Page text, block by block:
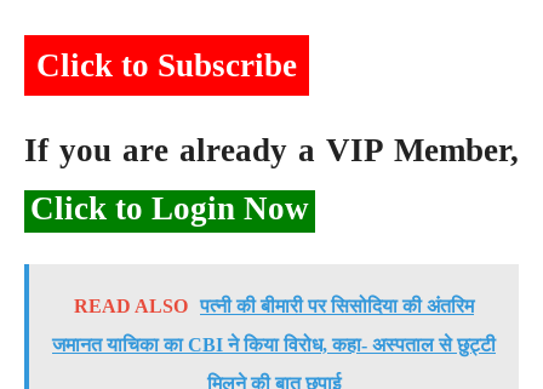
Click to Subscribe
If you are already a VIP Member,
Click to Login Now
READ ALSO पत्नी की बीमारी पर सिसोदिया की अंतरिम
जमानत याचिका का CBI ने किया विरोध, कहा- अस्पताल से छुट्टी
मिलने की बात छुपाई